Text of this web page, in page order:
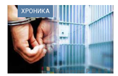
ХРОНИКА